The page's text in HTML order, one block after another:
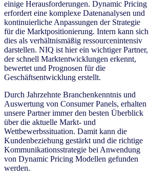
einige Herausforderungen. Dynamic Pricing
erfordert eine komplexe Datenanalysen und
kontinuierliche Anpassungen der Strategie
für die Marktpositionierung. Intern kann sich
dies als verhältnismäßig ressourcenintensiv
darstellen. NIQ ist hier ein wichtiger Partner,
der schnell Marktentwicklungen erkennt,
bewertet und Prognosen für die
Geschäftsentwicklung erstellt.
Durch Jahrzehnte Branchenkenntnis und
Auswertung von Consumer Panels, erhalten
unsere Partner immer den besten Überblick
über die aktuelle Markt- und
Wettbewerbssituation. Damit kann die
Kundenbeziehung gestärkt und die richtige
Kommunikationsstrategie bei Anwendung
von Dynamic Pricing Modellen gefunden
werden.